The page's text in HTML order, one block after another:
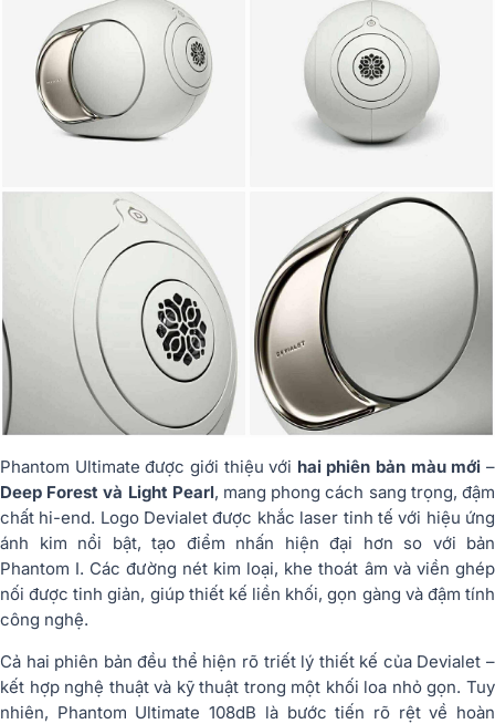
Phantom Ultimate được giới thiệu với hai phiên bản màu mới –
Deep Forest và Light Pearl, mang phong cách sang trọng, đậm
chất hi-end. Logo Devialet được khắc laser tinh tế với hiệu ứng
ánh kim nổi bật, tạo điểm nhấn hiện đại hơn so với bản
Phantom I. Các đường nét kim loại, khe thoát âm và viền ghép
nối được tinh giản, giúp thiết kế liền khối, gọn gàng và đậm tính
công nghệ.
Cả hai phiên bản đều thể hiện rõ triết lý thiết kế của Devialet –
kết hợp nghệ thuật và kỹ thuật trong một khối loa nhỏ gọn. Tuy
nhiên, Phantom Ultimate 108dB là bước tiến rõ rệt về hoàn